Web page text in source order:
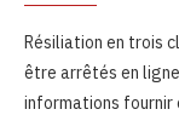
Résiliation en trois
être arrêtés en
informations